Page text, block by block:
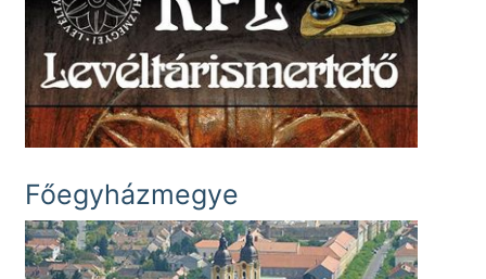
Főegyházmegye